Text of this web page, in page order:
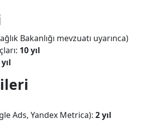
Bakanlığı mevzuatı uyarınca)
10 yıl
Ads, Yandex Metrica): 2 yıl